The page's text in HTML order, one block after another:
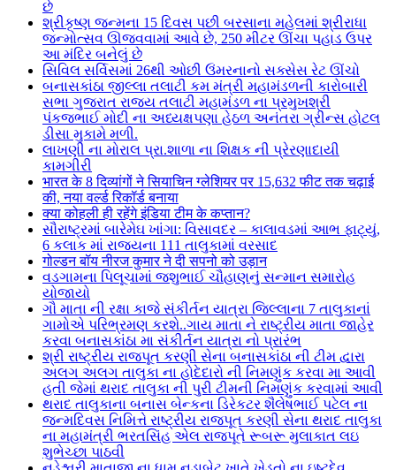
છે
શ્રીકૃષ્ણ જન્મના 15 દિવસ પછી બરસાના મહેલમાં શ્રીરાધા
જન્મોત્સવ ઊજવવામાં આવે છે, 250 મીટર ઊંચા પહાડ ઉપર
આ મંદિર બનેલું છે
સિવિલ સર્વિસમાં 26થી ઓછી ઉંમરનાનો સક્સેસ રેટ ઊંચો
બનાસકાંઠા જીલ્લા તલાટી કમ મંત્રી મહામંડળની કારોબારી
સભા ગુજરાત રાજ્ય તલાટી મહામંડળ ના પ્રમુખશ્રી
પંકજભાઈ મોદી ના અધ્યક્ષપણા હેઠળ અનંતરા ગ્રીન્સ હોટલ
ડીસા મુકામે મળી.
લાખણી ના મોરાલ પ્રા.શાળા ના શિક્ષક ની પ્રેરણાદાયી
કામગીરી
भारत के 8 दिव्यांगों ने सियाचिन ग्लेशियर पर 15,632 फीट तक चढ़ाई
की, नया वर्ल्ड रिकॉर्ड बनाया
क्या कोहली ही रहेंगे इंडिया टीम के कप्तान?
સૌરાષ્ટ્રમાં બારેમેઘ ખાંગા: વિસાવદર – કાલાવડમાં આભ ફાટ્યું,
6 કલાક માં રાજ્યના 111 તાલુકામાં વરસાદ
गोल्डन बॉय नीरज कुमार ने दी सपनो को उड़ान
વડગામના પિલૂચામાં જશુભાઈ ચૌહાણનું સન્માન સમારોહ
યોજાયો
ગૌ માતા ની રક્ષા કાજે સંકીર્તન યાત્રા જિલ્લાના 7 તાલુકાનાં
ગામોએ પરિભ્રમણ કરશે..ગાય માતા ને રાષ્ટ્રીય માતા જાહેર
કરવા બનાસકાંઠા મા સંકીર્તન યાત્રા નો પ્રારંભ
શ્રી રાષ્ટ્રીય રાજપૂત કરણી સેના બનાસકાંઠા ની ટીમ દ્વારા
અલગ અલગ તાલુકા ના હોદેદારો ની નિમણુંક કરવા મા આવી
હતી જેમાં થરાદ તાલુકા ની પુરી ટીમની નિમણુંક કરવામાં આવી
થરાદ તાલુકાના બનાસ બેન્કના ડિરેકટર શૈલેષભાઈ પટેલ ના
જન્મદિવસ નિમિત્તે રાષ્ટ્રીય રાજપૂત કરણી સેના થરાદ તાલુકા
ના મહામંત્રી ભરતસિંહ એલ રાજપૂતે રૂબરૂ મુલાકાત લઇ
શુભેચ્છા પાઠવી